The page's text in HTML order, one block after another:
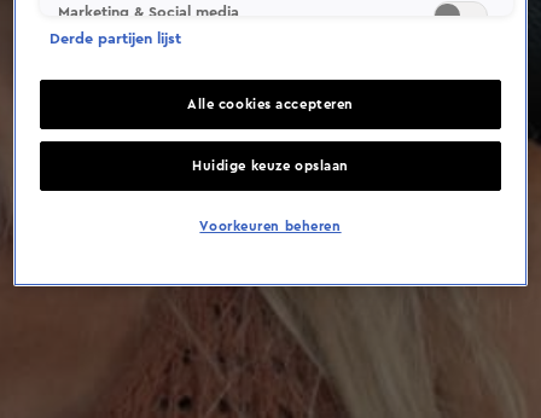
Marketing & Social media
Derde partijen lijst
Alle cookies accepteren
Huidige keuze opslaan
Voorkeuren beheren